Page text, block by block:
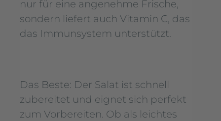
nur für eine angenehme Frische,
sondern liefert auch Vitamin C, das
das Immunsystem unterstützt.
Das Beste: Der Salat ist schnell
zubereitet und eignet sich perfekt
zum Vorbereiten. Ob als leichtes